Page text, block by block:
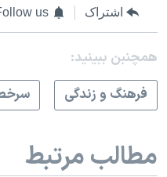
اشتراک us
همچنبن ببینید:
فرهنگ و زندگی
مطالب مرتبط